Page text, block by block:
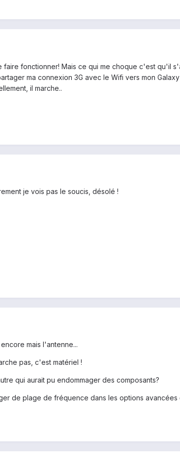
faire fonctionner! Mais ce qui me choque c'est qu'il
ma connexion 3G avec le Wifi vers mon
il marche..
je vois pas le soucis, désolé !
mais l'antenne...
pas, c'est matériel !
qui aurait pu endommager des composants?
de plage de fréquence dans les options avancées